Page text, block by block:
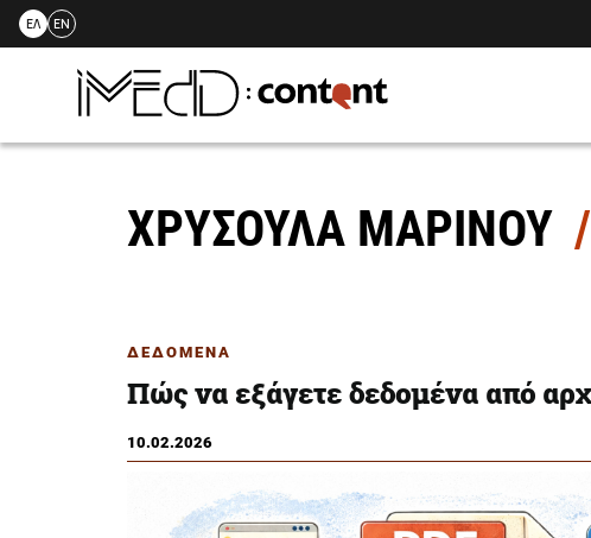
Skip
ΕΛ EN
ΧΡΥΣΟΥΛΑ ΜΑΡΙΝΟΥ
ΔΕΔΟΜΕΝΑ
Πώς να εξάγετε δεδομένα από
10.02.2026